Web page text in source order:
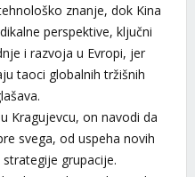
znanje, dok Kina
perspektive, ključni
i razvoja u Evropi, jer
taoci globalnih tržišnih
Kragujevcu, on navodi da
svega, od uspeha novih
grupacije.